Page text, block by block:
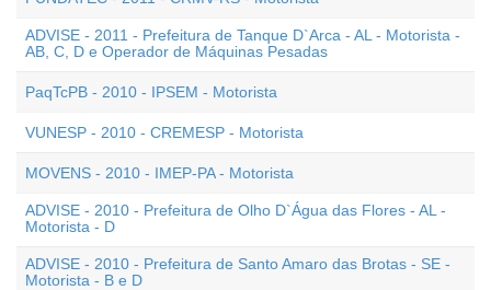
ADVISE - 2011 - Prefeitura de Tanque D`Arca - AL - Motorista -
AB, C, D e Operador de Máquinas Pesadas
PaqTcPB - 2010 - IPSEM - Motorista
VUNESP - 2010 - CREMESP - Motorista
MOVENS - 2010 - IMEP-PA - Motorista
ADVISE - 2010 - Prefeitura de Olho D`Água das Flores - AL -
Motorista - D
ADVISE - 2010 - Prefeitura de Santo Amaro das Brotas - SE -
Motorista - B e D